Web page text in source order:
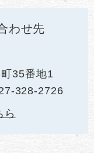
わせ先
35番地1
328-2726
ら